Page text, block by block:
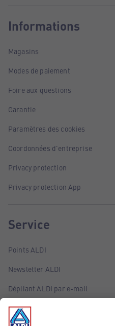
Informations
Magasins
Modes de paiement
Foire aux questions
Garantie
Paramètres des cookies
Coordonnées d'entreprise
Privacy protection
Privacy protection App
Service
Points ALDI
Newsletter ALDI
Dépliant ALDI par e-mail
Offres